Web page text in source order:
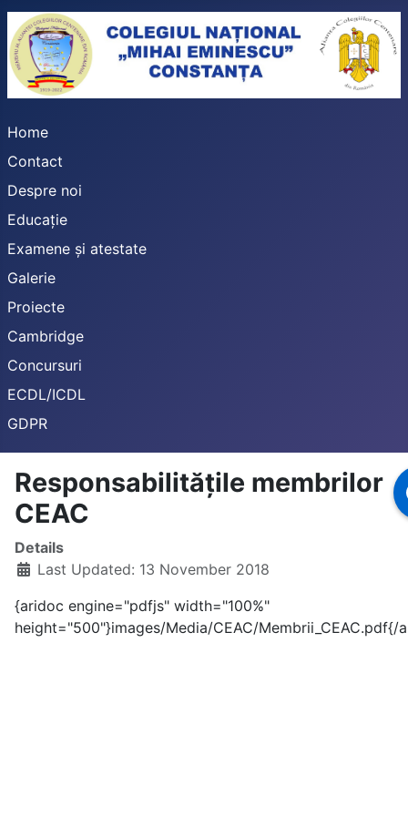
Home
Contact
Despre noi
Educație
Examene și atestate
Galerie
Proiecte
Cambridge
Concursuri
ECDL/ICDL
GDPR
Responsabilitățile membrilor
CEAC
Details
Last Updated: 13 November 2018
{aridoc engine="pdfjs" width="100%"
height="500"}images/Media/CEAC/Membrii_CEAC.pdf{/